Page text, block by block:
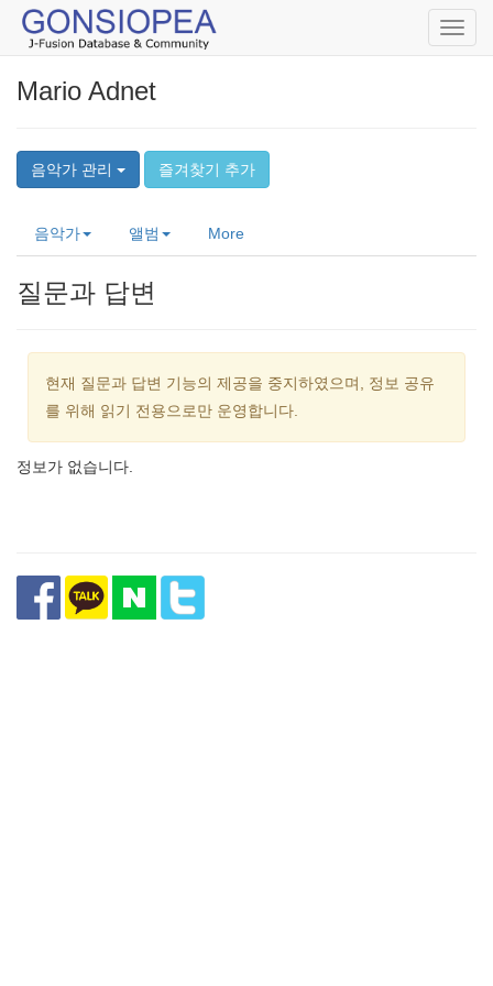
Mario Adnet
음악가 관리 즐겨찾기 추가
음악가 앨범 More
질문과 답변
현재 질문과 답변 기능의 제공을 중지하였으며, 정보 공유
를 위해 읽기 전용으로만 운영합니다.
정보가 없습니다.